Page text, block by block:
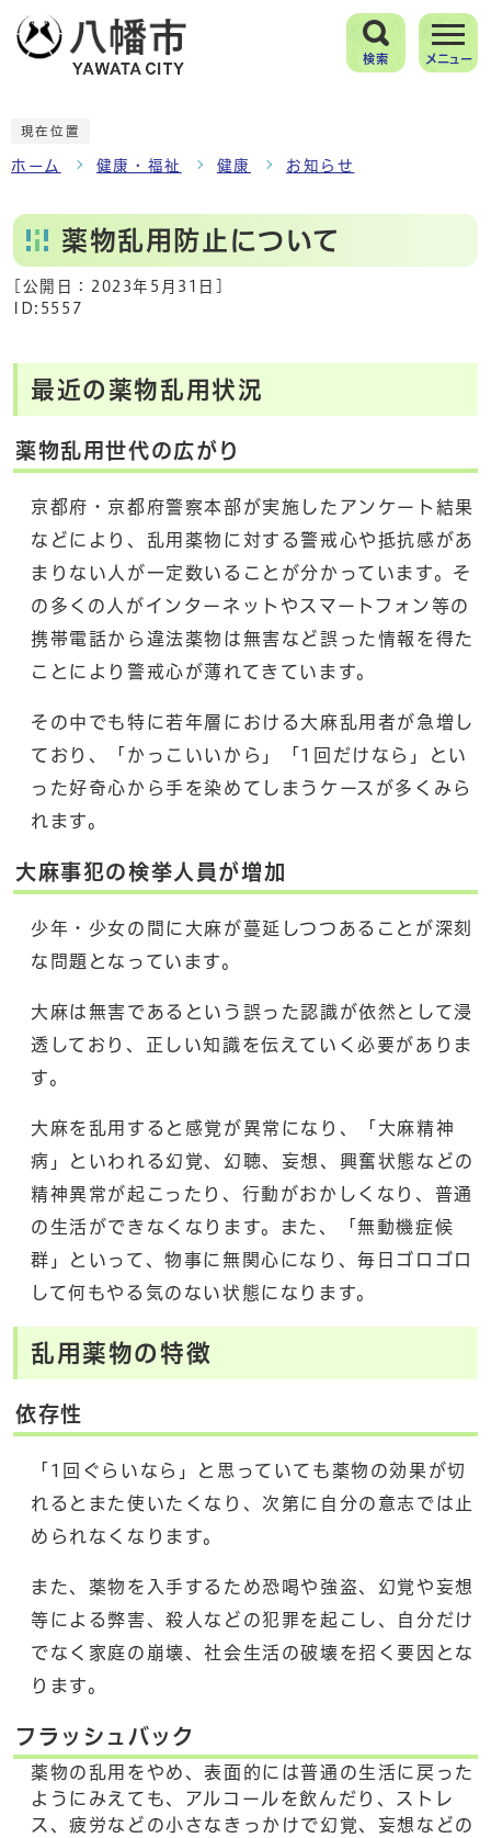
検索 メニュー
現在位置
ホーム 健康・福祉 健康 お知らせ
薬物乱用防止について
[公開日： 2023年5月31日
ID:5557
最近の薬物乱用状況
薬物乱用世代の広がり
京都府・京都府警察本部が実施したアンケート結果
などにより、乱用薬物に対する警戒心や抵抗感があ
まりない人が一定数いることが分かっています。そ
の多くの人がインターネットやスマートフォン等の
携帯電話から違法薬物は無害など誤った情報を得た
ことにより警戒心が薄れてきています。
その中でも特に若年層における大麻乱用者が急増し
ており、「かっこいいから」「1回だけなら」とい
った好奇心から手を染めてしまうケースが多くみら
れます。
大麻事犯の検挙人員が増加
少年・少女の間に大麻が蔓延しつつあることが深刻
な問題となっています。
大麻は無害であるという誤った認識が依然として浸
透しており、正しい知識を伝えていく必要がありま
す。
大麻を乱用すると感覚が異常になり、「大麻精神
病」といわれる幻覚、幻聴、妄想、興奮状態などの
精神異常が起こったり、行動がおかしくなり、普通
の生活ができなくなります。また、「無動機症候
群」といって、物事に無関心になり、毎日ゴロゴロ
して何もやる気のない状態になります。
乱用薬物の特徴
依存性
「1回ぐらいなら」と思っていても薬物の効果が切
れるとまた使いたくなり、次第に自分の意志では止
められなくなります。
また、薬物を入手するため恐喝や強盗、幻覚や妄想
等による弊害、殺人などの犯罪を起こし、自分だけ
でなく家庭の崩壊、社会生活の破壊を招く要因とな
ります。
フラッシュバック
薬物の乱用をやめ、表面的には普通の生活に戻った
ようにみえても、アルコールを飲んだり、ストレ
ス、疲労などの小さなきっかけで幻覚、妄想などの